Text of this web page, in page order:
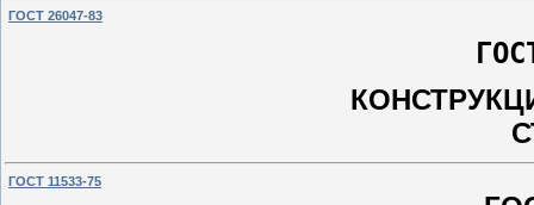
ГОСТ 26047-83
ГОСТ 11533-75